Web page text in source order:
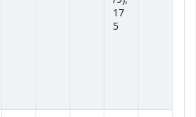
17
5